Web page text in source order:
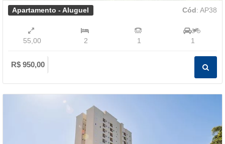
Apartamento - Aluguel Cód: AP38
55,00 2 1 1
R$ 950,00